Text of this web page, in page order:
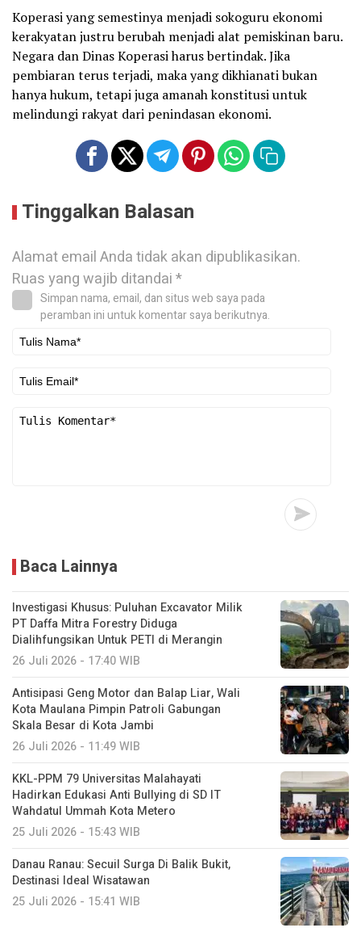
Koperasi yang semestinya menjadi sokoguru ekonomi
kerakyatan justru berubah menjadi alat pemiskinan baru.
Negara dan Dinas Koperasi harus bertindak. Jika
pembiaran terus terjadi, maka yang dikhianati bukan
hanya hukum, tetapi juga amanah konstitusi untuk
melindungi rakyat dari penindasan ekonomi.
Tinggalkan Balasan
Alamat email Anda tidak akan dipublikasikan.
Ruas yang wajib ditandai*
Simpan nama, email, dan situs web saya pada
peramban ini untuk komentar saya berikutnya.
Baca Lainnya
Investigasi Khusus: Puluhan Excavator Milik
PT Daffa Mitra Forestry Diduga
Dialihfungsikan Untuk PETI di Merangin
26 Juli 2026 - 17:40 WIB
Antisipasi Geng Motor dan Balap Liar, Wali
Kota Maulana Pimpin Patroli Gabungan
Skala Besar di Kota Jambi
26 Juli 2026 - 11:49 WIB
KKL-PPM 79 Universitas Malahayati
Hadirkan Edukasi Anti Bullying di SD IT
Wahdatul Ummah Kota Metero
25 Juli 2026 - 15:43 WIB
Danau Ranau: Secuil Surga Di Balik Bukit,
Destinasi Ideal Wisatawan
25 Juli 2026 - 15:41 WIB